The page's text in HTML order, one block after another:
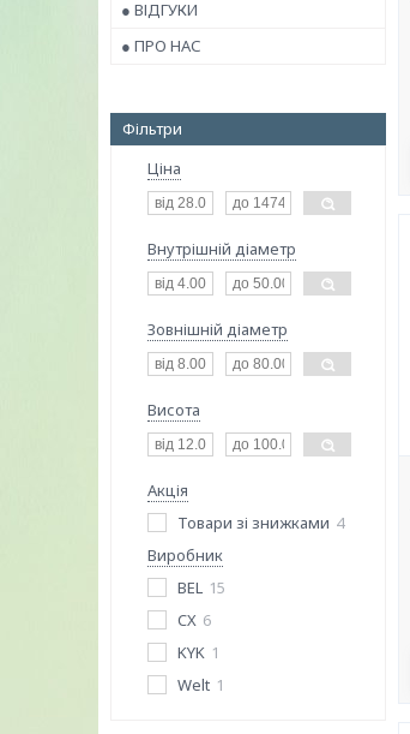
● ВІДГУКИ
● ПРО НАС
Фільтри
Ціна
Внутрішній діаметр
Зовнішній діаметр
Висота
Акція
Товари зі знижками 4
Виробник
BEL 15
CX 6
KYK 1
Welt 1